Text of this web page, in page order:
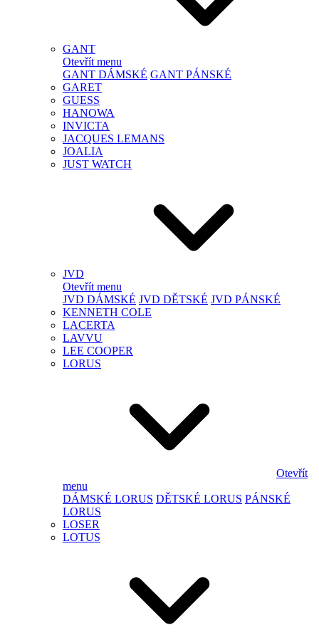
GANT
Otevřít menu
GANT DÁMSKÉ GANT PÁNSKÉ
GARET
GUESS
HANOWA
INVICTA
JACQUES LEMANS
JOALIA
JUST WATCH
JVD
Otevřít menu
JVD DÁMSKÉ JVD DĚTSKÉ JVD PÁNSKÉ
KENNETH COLE
LACERTA
LAVVU
LEE COOPER
LORUS
Otevřít
menu
DÁMSKÉ LORUS DĚTSKÉ LORUS PÁNSKÉ
LORUS
LOSER
LOTUS